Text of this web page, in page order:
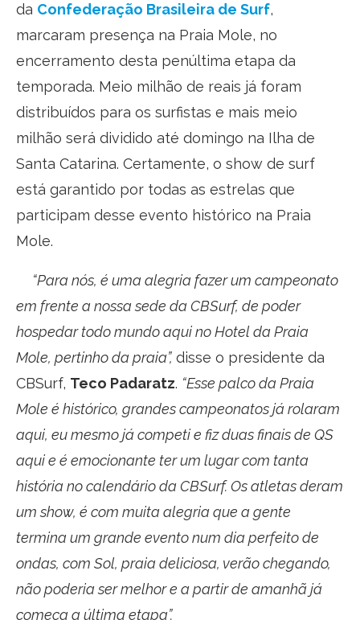
da Confederação Brasileira de Surf,
marcaram presença na Praia Mole, no
encerramento desta penúltima etapa da
temporada. Meio milhão de reais já foram
distribuídos para os surfistas e mais meio
milhão será dividido até domingo na Ilha de
Santa Catarina. Certamente, o show de surf
está garantido por todas as estrelas que
participam desse evento histórico na Praia
Mole.
“Para nós, é uma alegria fazer um campeonato
em frente a nossa sede da CBSurf, de poder
hospedar todo mundo aqui no Hotel da Praia
Mole, pertinho da praia”, disse o presidente da
CBSurf, Teco Padaratz. “Esse palco da Praia
Mole é histórico, grandes campeonatos já rolaram
aqui, eu mesmo já competi e fiz duas finais de QS
aqui e é emocionante ter um lugar com tanta
história no calendário da CBSurf. Os atletas deram
um show, é com muita alegria que a gente
termina um grande evento num dia perfeito de
ondas, com Sol, praia deliciosa, verão chegando,
não poderia ser melhor e a partir de amanhã já
começa a última etapa”.